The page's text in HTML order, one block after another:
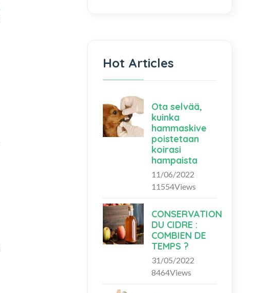
Hot Articles
Ota selvää,
kuinka
hammaskive
poistetaan
koirasi
hampaista
11/06/2022
11554Views
CONSERVATION
DU CIDRE :
COMBIEN DE
TEMPS ?
31/05/2022
8464Views